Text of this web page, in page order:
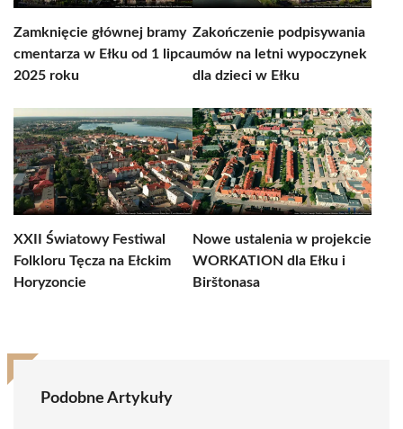
Zamknięcie głównej bramy
cmentarza w Ełku od 1 lipca
2025 roku
Zakończenie podpisywania
umów na letni wypoczynek
dla dzieci w Ełku
XXII Światowy Festiwal
Folkloru Tęcza na Ełckim
Horyzoncie
Nowe ustalenia w projekcie
WORKATION dla Ełku i
Birštonasa
Podobne Artykuły